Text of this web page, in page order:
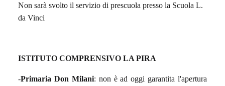
Non sarà svolto il servizio di prescuola presso la Scuola L.
da Vinci
ISTITUTO COMPRENSIVO LA PIRA
-Primaria Don Milani: non è ad oggi garantita l'apertura